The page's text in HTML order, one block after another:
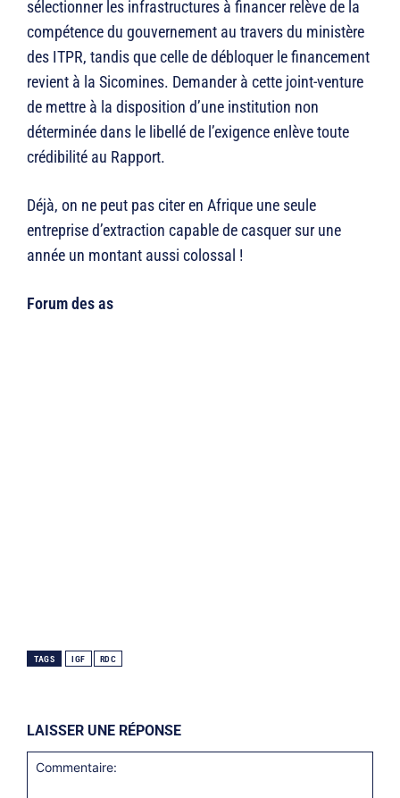
sélectionner les infrastructures à financer relève de la
compétence du gouvernement au travers du ministère
des ITPR, tandis que celle de débloquer le financement
revient à la Sicomines. Demander à cette joint-venture
de mettre à la disposition d’une institution non
déterminée dans le libellé de l’exigence enlève toute
crédibilité au Rapport.
Déjà, on ne peut pas citer en Afrique une seule
entreprise d’extraction capable de casquer sur une
année un montant aussi colossal !
Forum des as
TAGS IGF RDC
LAISSER UNE RÉPONSE